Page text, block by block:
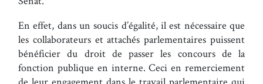
En effet, dans un soucis d’égalité, il est nécessaire que
les collaborateurs et attachés parlementaires puissent
bénéficier du droit de passer les concours de la
fonction publique en interne. Ceci en remerciement
de leur engagement dans le travail parlementaire qui